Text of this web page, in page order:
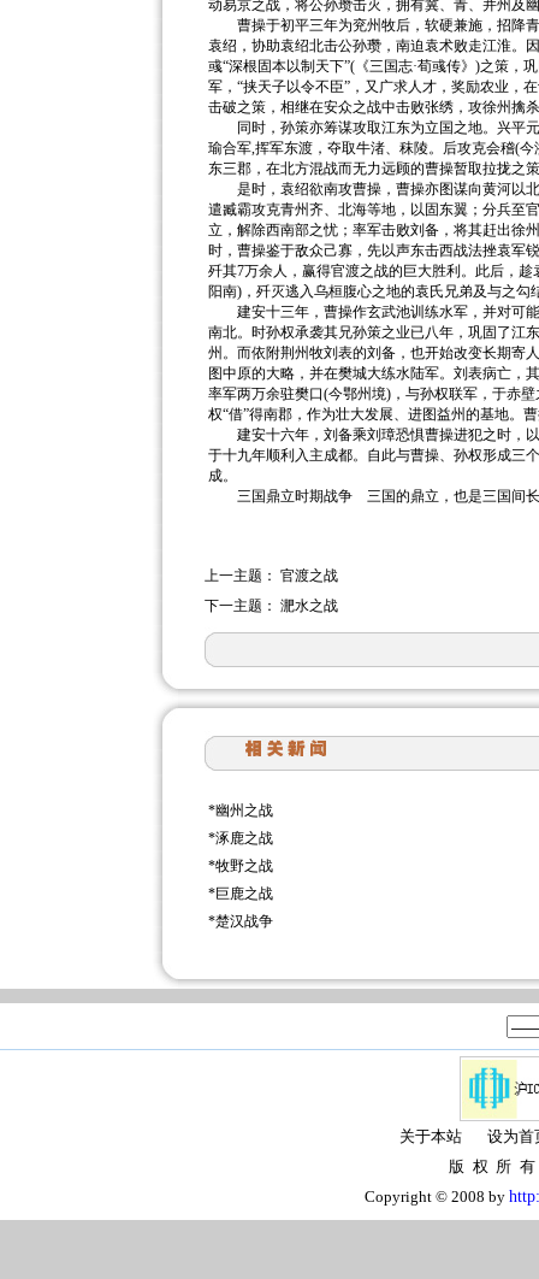
动易京之战，将公孙瓒击灭，拥有冀、青、并州及
曹操于初平三年为兖州牧后，软硬兼施，招降青
袁绍，协助袁绍北击公孙瓒，南迫袁术败走江淮。
彧“深根固本以制天下”(《三国志·荀彧传》)之策，
军，“挟天子以令不臣”，又广求人才，奖励农业，
击破之策，相继在安众之战中击败张绣，攻徐州擒
同时，孙策亦筹谋攻取江东为立国之地。兴平元
瑜合军,挥军东渡，夺取牛渚、秣陵。后攻克会稽(
东三郡，在北方混战而无力远顾的曹操暂取拉拢之
是时，袁绍欲南攻曹操，曹操亦图谋向黄河以北
遣臧霸攻克青州齐、北海等地，以固东翼；分兵至
立，解除西南部之忧；率军击败刘备，将其赶出徐
时，曹操鉴于敌众己寡，先以声东击西战法挫袁军
歼其7万余人，赢得官渡之战的巨大胜利。此后，
阳南)，歼灭逃入乌桓腹心之地的袁氏兄弟及与之
建安十三年，曹操作玄武池训练水军，并对可能
南北。时孙权承袭其兄孙策之业已八年，巩固了江
州。而依附荆州牧刘表的刘备，也开始改变长期寄
图中原的大略，并在樊城大练水陆军。刘表病亡，
率军两万余驻樊口(今鄂州境)，与孙权联军，于赤
权“借”得南郡，作为壮大发展、进图益州的基地。
建安十六年，刘备乘刘璋恐惧曹操进犯之时，以
于十九年顺利入主成都。自此与曹操、孙权形成三
成。
三国鼎立时期战争 三国的鼎立，也是三国间长
上一主题： 官渡之战
下一主题： 淝水之战
*幽州之战
*涿鹿之战
*牧野之战
*巨鹿之战
*楚汉战争